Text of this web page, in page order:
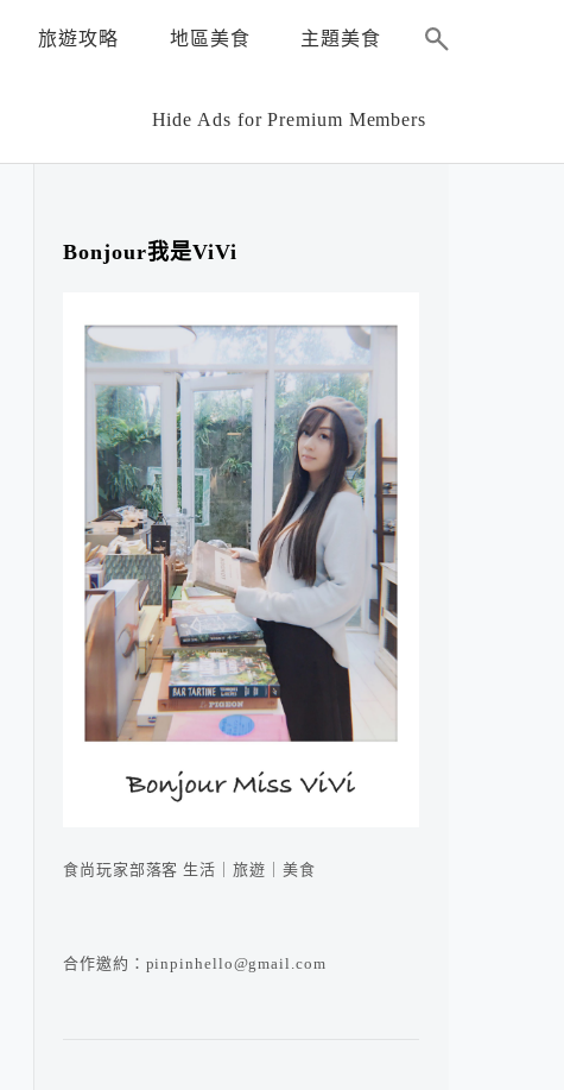
旅遊攻略 地區美食 主題美食
Hide Ads for Premium Members
Bonjour我是ViVi
食尚玩家部落客 生活｜旅遊｜美食
合作邀約：pinpinhello@gmail.com